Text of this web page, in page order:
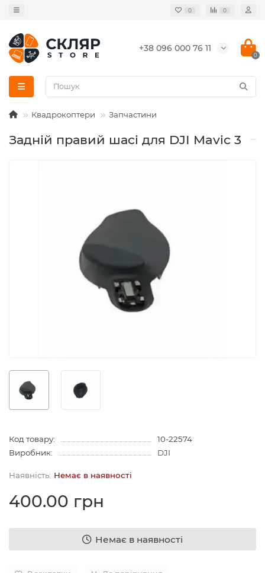
0 0
+38 096 000 76 11
0
Квадрокоптери Запчастини
Задній правий шасі для DJI Mavic 3
Код товару:
10-22574
Виробник:
DJI
Немає в наявності
400.00 грн
Немає в наявності